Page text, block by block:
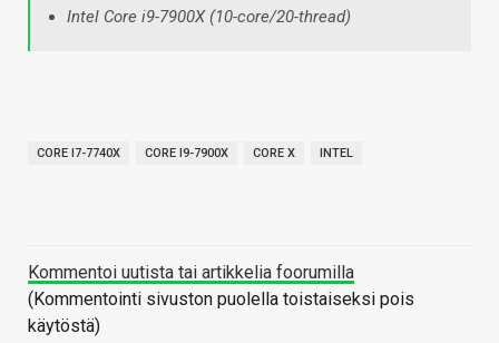
Intel Core i9-7900X (10-core/20-thread)
CORE I7-7740X CORE I9-7900X CORE X INTEL
Kommentoi uutista tai artikkelia foorumilla
(Kommentointi sivuston puolella toistaiseksi pois
käytöstä)